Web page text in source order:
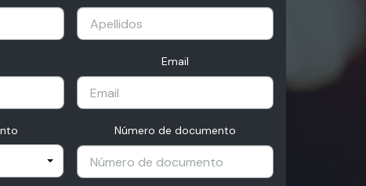
Email
Número de documento